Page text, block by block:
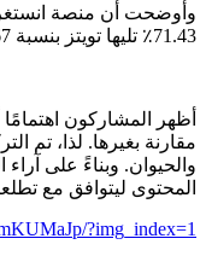
وأوضحت أن منصة
71.43٪ تليها تويتز بنسبة 16.67٪
أظهر المشاركون اهتمامًا
مقارنة بغيرها. لذا، تم
والحيوان. وبناءً على
المحتوى ليتوافق مع
?img_index=1